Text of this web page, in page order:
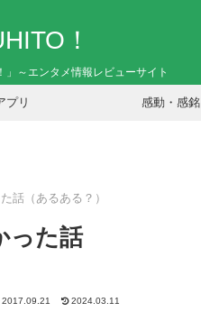
！
」～エンタメ情報レビューサイト
プリ 感動・感銘
話（あるある？）
った話
2017.09.21 2024.03.11